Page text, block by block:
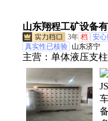
柜文物存放柜厂
家
山东翔程工矿设备
3年 档 安心
真实性已核验 山东济宁
主营： 单体液压支
板机配件、皮带机